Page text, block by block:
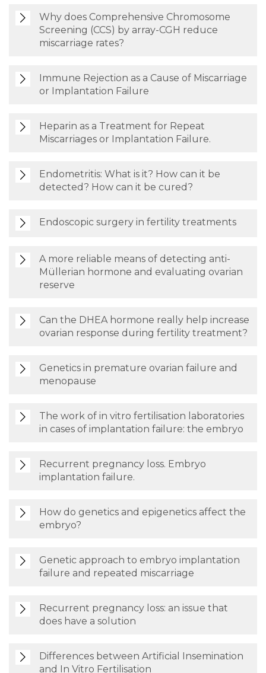
Why does Comprehensive Chromosome
Screening (CCS) by array-CGH reduce
miscarriage rates?
Immune Rejection as a Cause of Miscarriage
or Implantation Failure
Heparin as a Treatment for Repeat
Miscarriages or Implantation Failure.
Endometritis: What is it? How can it be
detected? How can it be cured?
Endoscopic surgery in fertility treatments
A more reliable means of detecting anti-
Müllerian hormone and evaluating ovarian
reserve
Can the DHEA hormone really help increase
ovarian response during fertility treatment?
Genetics in premature ovarian failure and
menopause
The work of in vitro fertilisation laboratories
in cases of implantation failure: the embryo
Recurrent pregnancy loss. Embryo
implantation failure.
How do genetics and epigenetics affect the
embryo?
Genetic approach to embryo implantation
failure and repeated miscarriage
Recurrent pregnancy loss: an issue that
does have a solution
Differences between Artificial Insemination
and In Vitro Fertilisation